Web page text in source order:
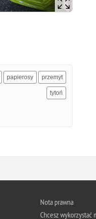
papierosy przemyt
tytoń
Nota prawna
Chcesz wykorzystać